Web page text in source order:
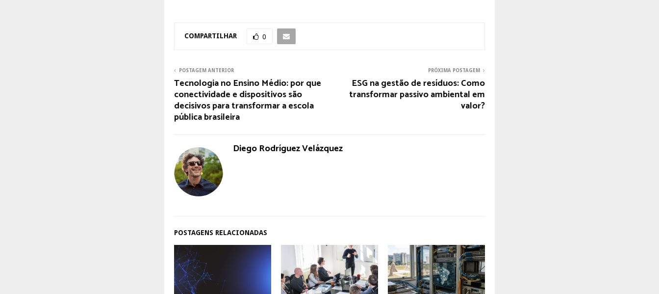
COMPARTILHAR 0
POSTAGEM ANTERIOR
Tecnologia no Ensino Médio: por que
conectividade e dispositivos são
decisivos para transformar a escola
pública brasileira
PRÓXIMA POSTAGEM
ESG na gestão de resíduos: Como
transformar passivo ambiental em
valor?
Diego Rodríguez Velázquez
POSTAGENS RELACIONADAS